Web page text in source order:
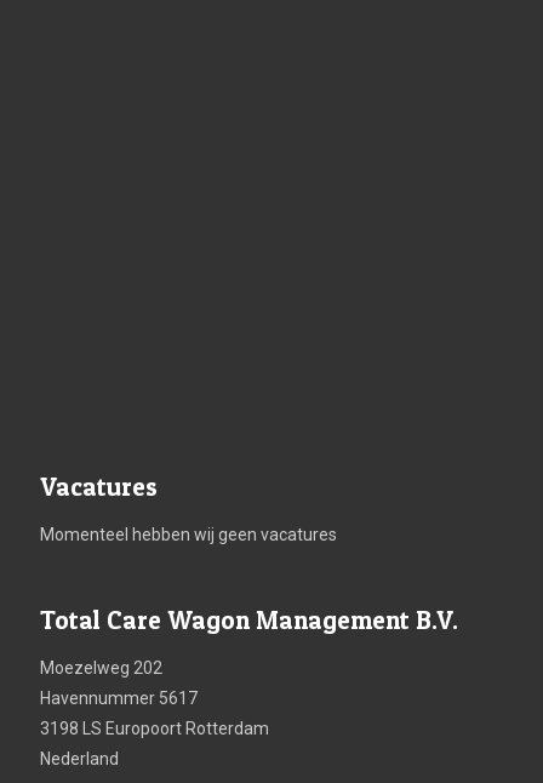
Vacatures
Momenteel hebben wij geen vacatures
Total Care Wagon Management B.V.
Moezelweg 202
Havennummer 5617
3198 LS Europoort Rotterdam
Nederland